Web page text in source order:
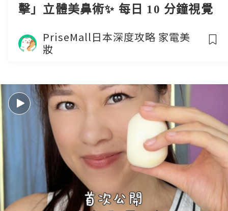
擊」立體美鼻術✨ 每日 10 分鐘視覺
PriseMall日本深度攻略 家電美
妝